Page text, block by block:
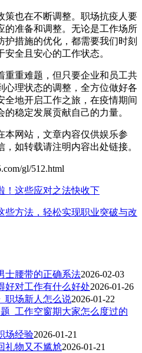
策也在不断调整。职场抗疫人要
的准备和调整。无论是工作场所
护措施的优化，都需要我们时刻
全且安心的工作状态。
重重难题，但只要企业和员工共
心理状态的调整，全方位做好各
全地开启工作之旅，在疫情期间
稳定发展贡献自己的力量。
本网站，文章内容仅供娱乐参
如转载请注明内容出处链接。
gl/512.html
！这些应对之法快收下
些方法，轻松实现职业突破与改
士腰带的正确系法2026-02-03
好对工作有什么好处2026-01-26
职场新人怎么说2026-01-22
_工作空窗期大家怎么度过的
场经验2026-01-21
礼物又不尴尬2026-01-21